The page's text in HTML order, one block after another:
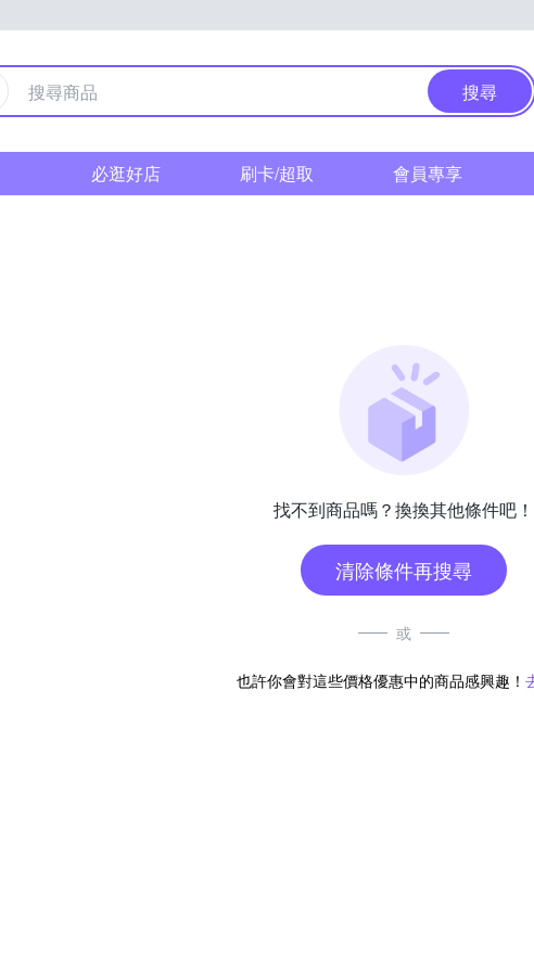
搜尋
必逛好店 刷卡/超取 會員專享
找不到商品嗎？換換其他條件吧！
清除條件再搜尋
或
也許你會對這些價格優惠中的商品感興趣！